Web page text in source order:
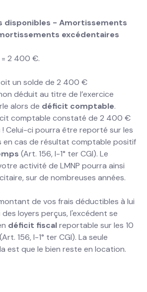
disponibles - Amortissements
excédentaires
2 400 €.
un solde de 2 400 €
déduit au titre de l’exercice
alors de déficit comptable.
comptable constaté de 2 400 €
Celui-ci pourra être reporté sur les
en cas de résultat comptable positif
(Art. 156, I-1° ter CGI). Le
activité de LMNP pourra ainsi
sur de nombreuses années.
de vos frais déductibles à lui
loyers perçus, l'excédent se
déficit fiscalreportable sur les 10
156, I-1° ter CGI). La seule
est que le bien reste en location.